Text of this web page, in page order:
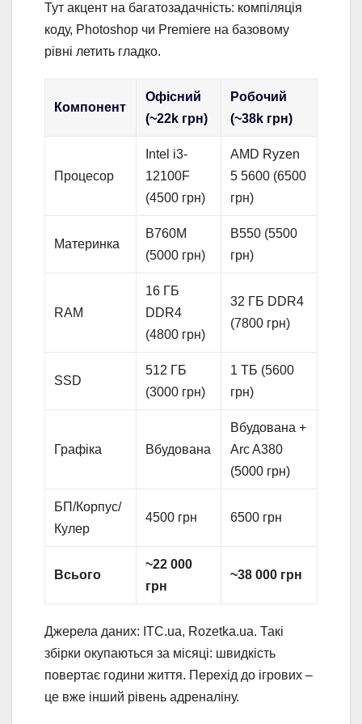
Тут акцент на багатозадачність: компіляція
коду, Photoshop чи Premiere на базовому
рівні летить гладко.
Компонент
Офісний
(~22k грн)
Робочий
(~38k грн)
Процесор
Intel i3-
12100F
(4500 грн)
AMD Ryzen
5 5600 (6500
грн)
Материнка
B760M
(5000 грн)
B550 (5500
грн)
RAM
16 ГБ
DDR4
(4800 грн)
32 ГБ DDR4
(7800 грн)
SSD
512 ГБ
(3000 грн)
1 ТБ (5600
грн)
Графіка Вбудована
Вбудована +
Arc A380
(5000 грн)
БП/Корпус/
Кулер
4500 грн 6500 грн
Всього
~22 000
грн
~38 000 грн
Джерела даних: ITC.ua, Rozetka.ua. Такі
збірки окупаються за місяці: швидкість
повертає години життя. Перехід до ігрових –
це вже інший рівень адреналіну.